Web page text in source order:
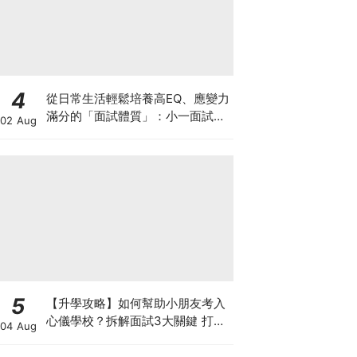
4
02 Aug
從日常生活輕鬆培養高EQ、應變力
滿分的「面試體質」：小一面試最
5
04 Aug
【升學攻略】如何幫助小朋友考入
心儀學校？拆解面試3大關鍵 打好